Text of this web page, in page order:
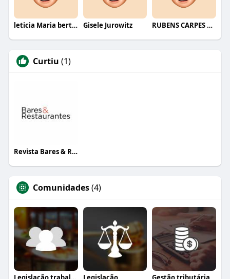
leticia Maria bertino Mello de andrade Gisele Jurowitz RUBENS CARPES MAZZUCCO
Curtiu (1)
Revista Bares & Restaurantes
Comunidades(4)